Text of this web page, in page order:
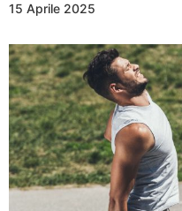
15 Aprile 2025